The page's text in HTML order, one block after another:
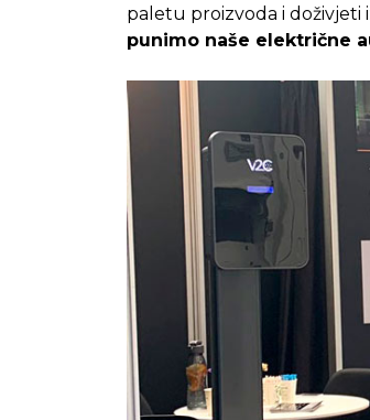
paletu proizvoda i doživjeti
punimo naše električne